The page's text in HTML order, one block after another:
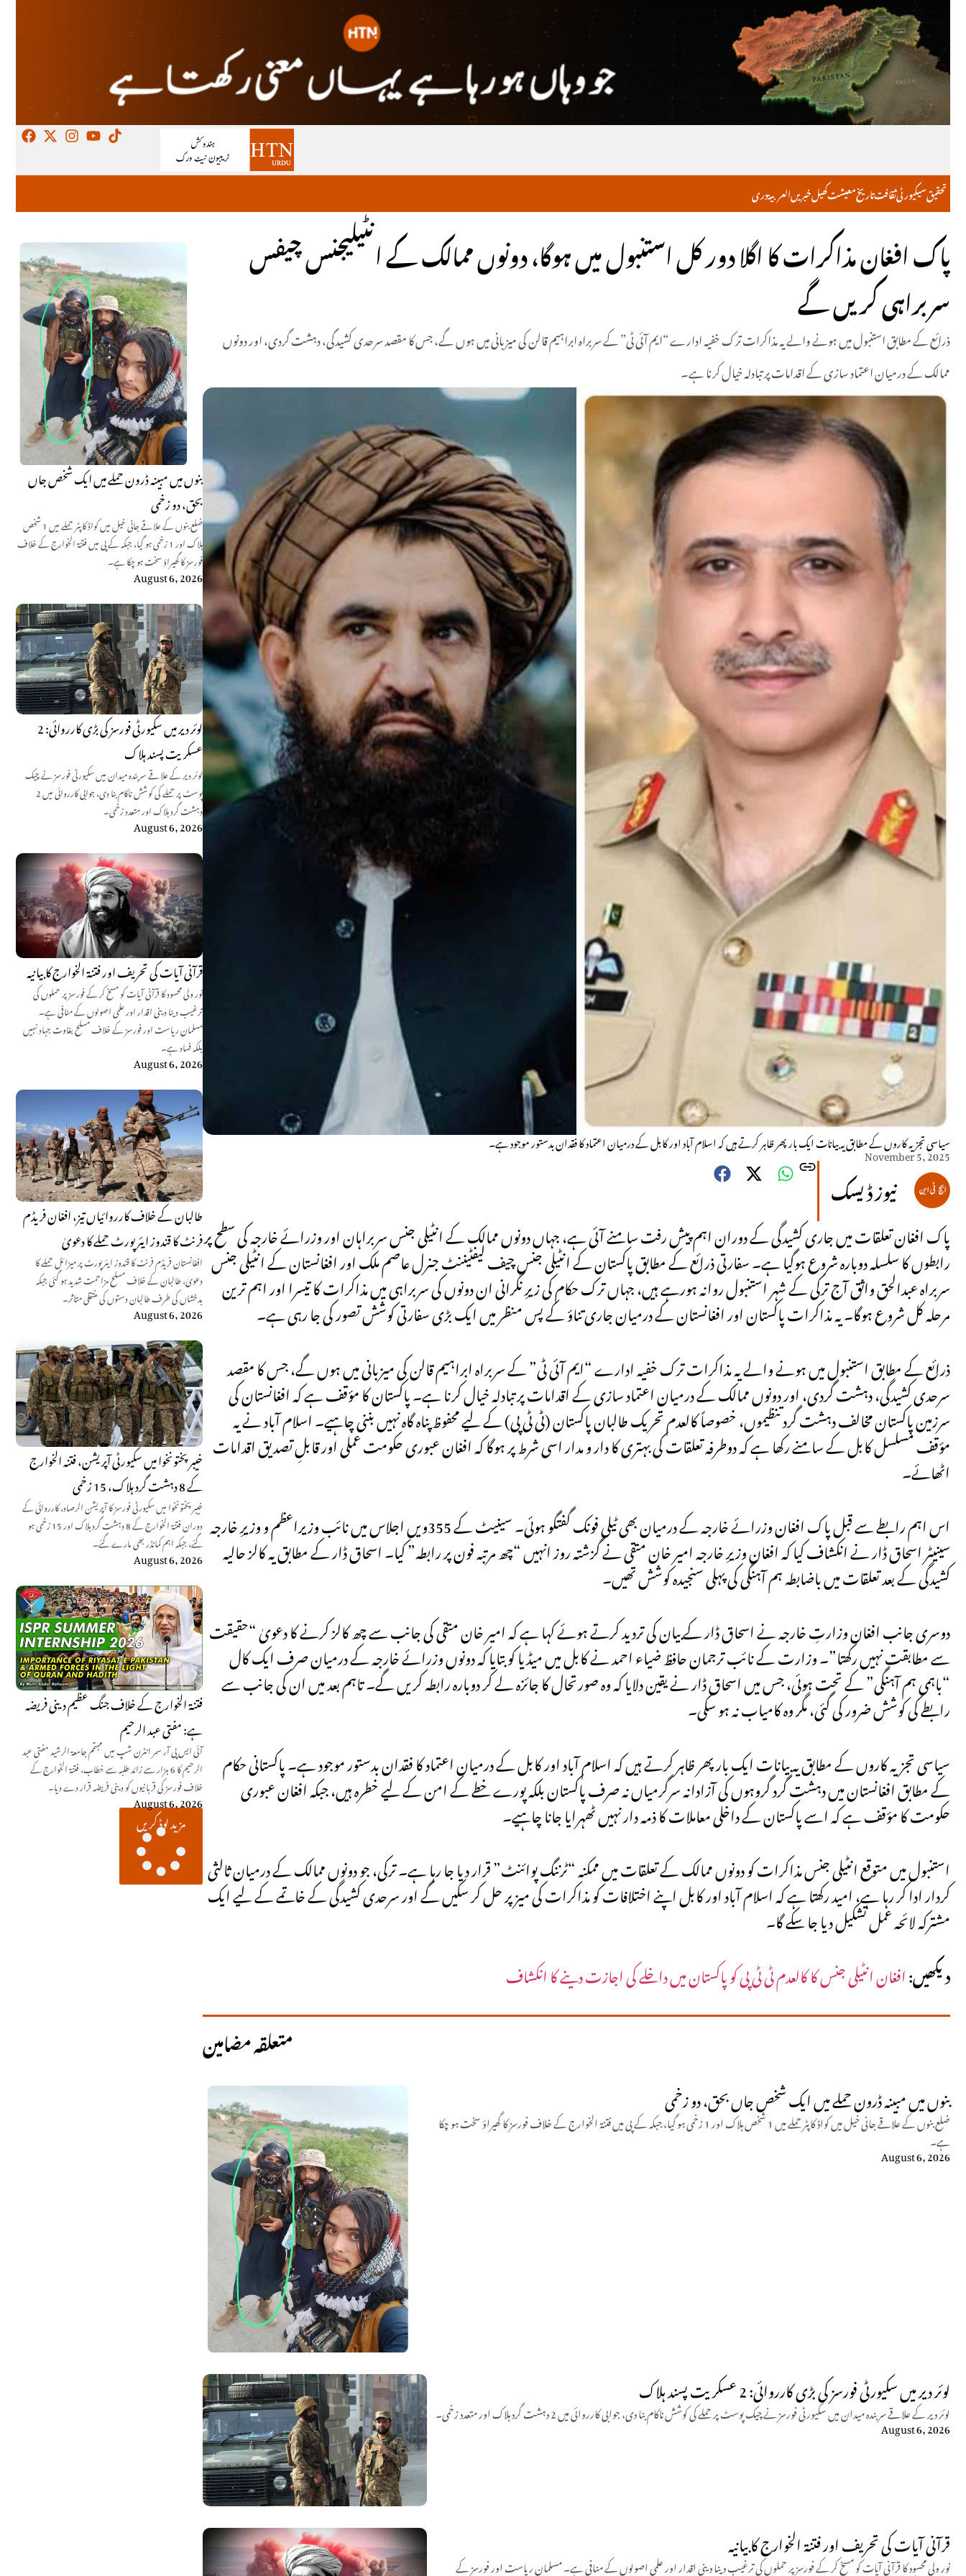
خبریںکھیلمعیشتتاریخثقافتسیکیورٹیتحقیق دریالعربية
بنوں میں مبینہ ڈرون حملے میں ایک شخص جاں
بحق، دو زخمی
ضلع بنوں کے علاقے جانی خیل میں کواڈ کاپٹر حملے میں 1 شخص
ہلاک اور 1 زخمی ہو گیا، جبکہ کے پی میں فتنۃ الخوارج کے خلاف
فورسز کا گھیراؤ سخت ہو چکا ہے۔
August 6, 2026
لوئر دیر میں سکیورٹی فورسز کی بڑی کارروائی: 2
عسکریت پسند ہلاک
لوئر دیر کے علاقے سربندہ میدان میں سکیورٹی فورسز نے چیک
پوسٹ پر حملے کی کوشش ناکام بنا دی، جوابی کارروائی میں 2
دہشت گرد ہلاک اور متعدد زخمی۔
August 6, 2026
قرآنی آیات کی تحریف اور فتنۃ الخوارج کا بیانیہ
نور ولی محسود کا قرآنی آیات کو مسخ کر کے فورسز پر حملوں کی
ترغیب دینا دینی اقدار اور علمی اصولوں کے منافی ہے۔
مسلمان ریاست اور فورسز کے خلاف مسلح بغاوت جہاد نہیں
بلکہ فساد ہے۔
August 6, 2026
طالبان کے خلاف کارروائیاں تیز، افغان فریڈم
فرنٹ کا قندوز ایئرپورٹ حملے کا دعویٰ
افغانستان فریڈم فرنٹ کا قندوز ایئرپورٹ پر میزائل حملے کا
دعویٰ، طالبان کے خلاف مسلح مزاحمت شدید ہو گئی جبکہ
بدخشاں کی طرف طالبان دستوں کی منتقلی متاثر۔
August 6, 2026
خیبر پختونخوا میں سکیورٹی آپریشن، فتنہ الخوارج
کے 8 دہشت گرد ہلاک، 15 زخمی
خیبر پختونخوا میں سکیورٹی فورسز کا آپریشن الرصاد، کارروائی کے
دوران فتنۃ الخوارج کے 8 دہشت گرد ہلاک اور 15 زخمی ہو
گئے، جبکہ اہم کمانڈر بھی مارے گئے۔
August 6, 2026
فتنۃ الخوارج کے خلاف جنگ عظیم دینی فریضہ
ہے: مفتی عبد الرحیم
آئی ایس پی آر سمر انٹرن شپ میں مہتمم جامعۃ الرشید مفتی عبد
الرحیم کا 6 ہزار سے زائد طلبہ سے خطاب، فتنۃ الخوارج کے
خلاف فورسز کی قربانیوں کو دینی فریضہ قرار دے دیا۔
August 6, 2026
مزید لوڈ کریں
پاک افغان مذاکرات کا اگلا دور کل استنبول میں ہوگا، دونوں ممالک کے انٹیلیجنس چیفس
سربراہی کریں گے
ذرائع کے مطابق استنبول میں ہونے والے یہ مذاکرات ترک خفیہ ادارے “ایم آئی ٹی” کے سربراہ ابراہیم قالن کی میزبانی میں ہوں گے، جس کا مقصد سرحدی کشیدگی، دہشت گردی، اور دونوں
ممالک کے درمیان اعتماد سازی کے اقدامات پر تبادلہ خیال کرنا ہے۔
سیاسی تجزیہ کاروں کے مطابق یہ بیانات ایک بار پھر ظاہر کرتے ہیں کہ اسلام آباد اور کابل کے درمیان اعتماد کا فقدان بدستور موجود ہے۔
November 5, 2025
نیوز ڈیسک
پاک افغان تعلقات میں جاری کشیدگی کے دوران اہم پیش رفت سامنے آئی ہے، جہاں دونوں ممالک کے انٹیلی جنس سربراہان اور وزرائے خارجہ کی سطح پر
رابطوں کا سلسلہ دوبارہ شروع ہوگیا ہے۔ سفارتی ذرائع کے مطابق پاکستان کے انٹیلی جنس چیف لیفٹیننٹ جنرل عاصم ملک اور افغانستان کے انٹیلی جنس
سربراہ عبدالحق واثق آج ترکی کے شہر استنبول روانہ ہورہے ہیں، جہاں ترک حکام کی زیرِ نگرانی ان دونوں کی سربراہی میں مذاکرات کا تیسرا اور اہم ترین
مرحلہ کل شروع ہوگا۔ یہ مذاکرات پاکستان اور افغانستان کے درمیان جاری تناؤ کے پس منظر میں ایک بڑی سفارتی کوشش تصور کی جا رہی ہے۔
ذرائع کے مطابق استنبول میں ہونے والے یہ مذاکرات ترک خفیہ ادارے “ایم آئی ٹی” کے سربراہ ابراہیم قالن کی میزبانی میں ہوں گے، جس کا مقصد
سرحدی کشیدگی، دہشت گردی، اور دونوں ممالک کے درمیان اعتماد سازی کے اقدامات پر تبادلہ خیال کرنا ہے۔ پاکستان کا مؤقف ہے کہ افغانستان کی
سرزمین پاکستان مخالف دہشت گرد تنظیموں، خصوصاً کالعدم تحریک طالبان پاکستان (ٹی ٹی پی) کے لیے محفوظ پناہ گاہ نہیں بننی چاہیے۔ اسلام آباد نے یہ
مؤقف مسلسل کابل کے سامنے رکھا ہے کہ دوطرفہ تعلقات کی بہتری کا دار و مدار اسی شرط پر ہوگا کہ افغان عبوری حکومت عملی اور قابلِ تصدیق اقدامات
اٹھائے۔
اس اہم رابطے سے قبل پاک افغان وزرائے خارجہ کے درمیان بھی ٹیلی فونک گفتگو ہوئی۔ سینیٹ کے 355ویں اجلاس میں نائب وزیراعظم و وزیرِ خارجہ
سینیٹر اسحاق ڈار نے انکشاف کیا کہ افغان وزیرِ خارجہ امیر خان متقی نے گزشتہ روز انہیں “چھ مرتبہ فون پر رابطہ” کیا۔ اسحاق ڈار کے مطابق یہ کالز حالیہ
کشیدگی کے بعد تعلقات میں باضابطہ ہم آہنگی کی پہلی سنجیدہ کوشش تھیں۔
دوسری جانب افغان وزارتِ خارجہ نے اسحاق ڈار کے بیان کی تردید کرتے ہوئے کہا ہے کہ امیر خان متقی کی جانب سے چھ کالز کرنے کا دعویٰ “حقیقت
سے مطابقت نہیں رکھتا”۔ وزارت کے نائب ترجمان حافظ ضیاء احمد نے کابل میں میڈیا کو بتایا کہ دونوں وزرائے خارجہ کے درمیان صرف ایک کال
“باہمی ہم آہنگی” کے تحت ہوئی، جس میں اسحاق ڈار نے یقین دلایا کہ وہ صورتحال کا جائزہ لے کر دوبارہ رابطہ کریں گے۔ تاہم بعد میں ان کی جانب سے
رابطے کی کوشش ضرور کی گئی، مگر وہ کامیاب نہ ہو سکی۔
سیاسی تجزیہ کاروں کے مطابق یہ بیانات ایک بار پھر ظاہر کرتے ہیں کہ اسلام آباد اور کابل کے درمیان اعتماد کا فقدان بدستور موجود ہے۔ پاکستانی حکام
کے مطابق افغانستان میں دہشت گرد گروہوں کی آزادانہ سرگرمیاں نہ صرف پاکستان بلکہ پورے خطے کے امن کے لیے خطرہ ہیں، جبکہ افغان عبوری
حکومت کا مؤقف ہے کہ اسے پاکستان کے داخلی معاملات کا ذمہ دار نہیں ٹھہرایا جانا چاہیے۔
استنبول میں متوقع انٹیلی جنس مذاکرات کو دونوں ممالک کے تعلقات میں ممکنہ “ٹرننگ پوائنٹ” قرار دیا جا رہا ہے۔ ترکی، جو دونوں ممالک کے درمیان ثالثی
کردار ادا کر رہا ہے، امید رکھتا ہے کہ اسلام آباد اور کابل اپنے اختلافات کو مذاکرات کی میز پر حل کر سکیں گے اور سرحدی کشیدگی کے خاتمے کے لیے ایک
مشترکہ لائحہ عمل تشکیل دیا جا سکے گا۔
دیکھیں:افغان انٹیلی جنس کا کالعدم ٹی ٹی پی کو پاکستان میں داخلے کی اجازت دینے کا انکشاف
متعلقہ مضامین
بنوں میں مبینہ ڈرون حملے میں ایک شخص جاں بحق، دو زخمی
ضلع بنوں کے علاقے جانی خیل میں کواڈ کاپٹر حملے میں 1 شخص ہلاک اور 1 زخمی ہو گیا، جبکہ کے پی میں فتنۃ الخوارج کے خلاف فورسز کا گھیراؤ سخت ہو چکا
ہے۔
August 6, 2026
لوئر دیر میں سکیورٹی فورسز کی بڑی کارروائی: 2 عسکریت پسند ہلاک
لوئر دیر کے علاقے سربندہ میدان میں سکیورٹی فورسز نے چیک پوسٹ پر حملے کی کوشش ناکام بنا دی، جوابی کارروائی میں 2 دہشت گرد ہلاک اور متعدد زخمی۔
August 6, 2026
قرآنی آیات کی تحریف اور فتنۃ الخوارج کا بیانیہ
نور ولی محسود کا قرآنی آیات کو مسخ کر کے فورسز پر حملوں کی ترغیب دینا دینی اقدار اور علمی اصولوں کے منافی ہے۔ مسلمان ریاست اور فورسز کے